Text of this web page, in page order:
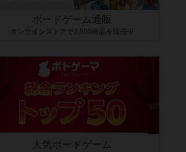
ボードゲーム通販
オンラインストアで7,500商品を販売中
人気ボードゲーム